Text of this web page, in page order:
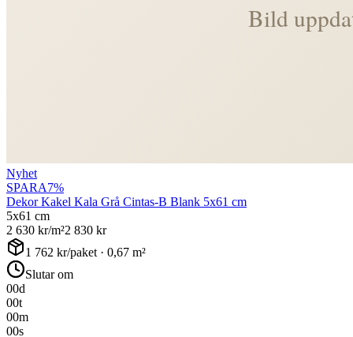
Nyhet
SPARA7%
Dekor Kakel Kala Grå Cintas-B Blank 5x61 cm
5x61 cm
2 630 kr/m²2 830 kr
1 762 kr/paket · 0,67 m²
Slutar om
00d
00t
00m
00s